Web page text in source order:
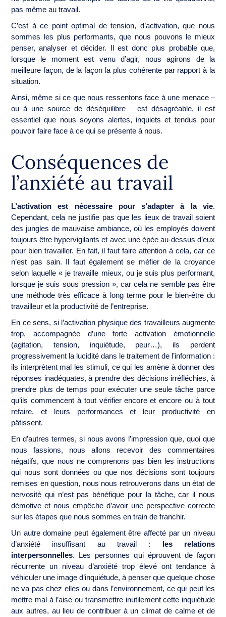
pas même au travail.
C’est à ce point optimal de tension, d’activation, que nous
sommes les plus performants, que nous pouvons le mieux
penser, analyser et décider. Il est donc plus probable que,
lorsque le moment est venu d’agir, nous agirons de la
meilleure façon, de la façon la plus cohérente par rapport à la
situation.
Ainsi, même si ce que nous ressentons face à une menace –
ou à une source de déséquilibre – est désagréable, il est
essentiel que nous soyons alertes, inquiets et tendus pour
pouvoir faire face à ce qui se présente à nous.
Conséquences de
l’anxiété au travail
L’activation est nécessaire pour s’adapter à la vie.
Cependant, cela ne justifie pas que les lieux de travail soient
des jungles de mauvaise ambiance, où les employés doivent
toujours être hypervigilants et avec une épée au-dessus d’eux
pour bien travailler. En fait, il faut faire attention à cela, car ce
n’est pas sain. Il faut également se méfier de la croyance
selon laquelle « je travaille mieux, ou je suis plus performant,
lorsque je suis sous pression », car cela ne semble pas être
une méthode très efficace à long terme pour le bien-être du
travailleur et la productivité de l’entreprise.
En ce sens, si l’activation physique des travailleurs augmente
trop, accompagnée d’une forte activation émotionnelle
(agitation, tension, inquiétude, peur…), ils perdent
progressivement la lucidité dans le traitement de l’information :
ils interprètent mal les stimuli, ce qui les amène à donner des
réponses inadéquates, à prendre des décisions irréfléchies, à
prendre plus de temps pour exécuter une seule tâche parce
qu’ils commencent à tout vérifier encore et encore ou à tout
refaire, et leurs performances et leur productivité en
pâtissent.
En d’autres termes, si nous avons l’impression que, quoi que
nous fassions, nous allons recevoir des commentaires
négatifs, que nous ne comprenons pas bien les instructions
qui nous sont données ou que nos décisions sont toujours
remises en question, nous nous retrouverons dans un état de
nervosité qui n’est pas bénéfique pour la tâche, car il nous
démotive et nous empêche d’avoir une perspective correcte
sur les étapes que nous sommes en train de franchir.
Un autre domaine peut également être affecté par un niveau
d’anxiété insuffisant au travail : les relations
interpersonnelles. Les personnes qui éprouvent de façon
récurrente un niveau d’anxiété trop élevé ont tendance à
véhiculer une image d’inquiétude, à penser que quelque chose
ne va pas chez elles ou dans l’environnement, ce qui peut les
mettre mal à l’aise ou transmettre inutilement cette inquiétude
aux autres, au lieu de contribuer à un climat de calme et de